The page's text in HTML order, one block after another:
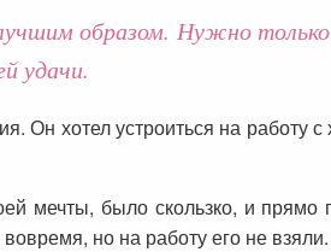
образом. Нужно
удачи.
Он хотел устроиться на работу
мечты, было скользко, и
но на работу его не взяли.